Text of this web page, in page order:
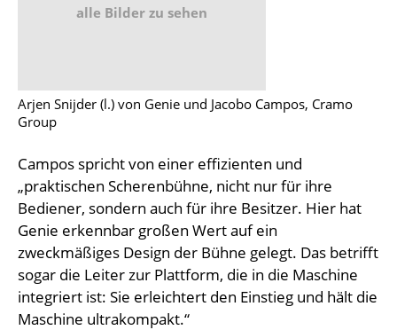
alle Bilder zu sehen
Arjen Snijder (l.) von Genie und Jacobo Campos, Cramo
Group
Campos spricht von einer effizienten und
„praktischen Scherenbühne, nicht nur für ihre
Bediener, sondern auch für ihre Besitzer. Hier hat
Genie erkennbar großen Wert auf ein
zweckmäßiges Design der Bühne gelegt. Das betrifft
sogar die Leiter zur Plattform, die in die Maschine
integriert ist: Sie erleichtert den Einstieg und hält die
Maschine ultrakompakt.“